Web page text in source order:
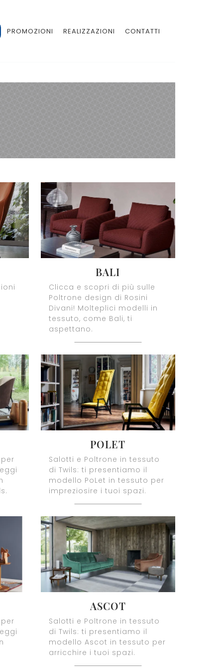
PROMOZIONI REALIZZAZIONI CONTATTI
BALI
Clicca e scopri di più sulle
Poltrone design di Rosini
Divani! Molteplici modelli in
tessuto, come Bali, ti
aspettano.
POLET
Salotti e Poltrone in tessuto
di Twils: ti presentiamo il
modello PoLet in tessuto per
impreziosire i tuoi spazi.
ASCOT
Salotti e Poltrone in tessuto
di Twils: ti presentiamo il
modello Ascot in tessuto per
arricchire i tuoi spazi.